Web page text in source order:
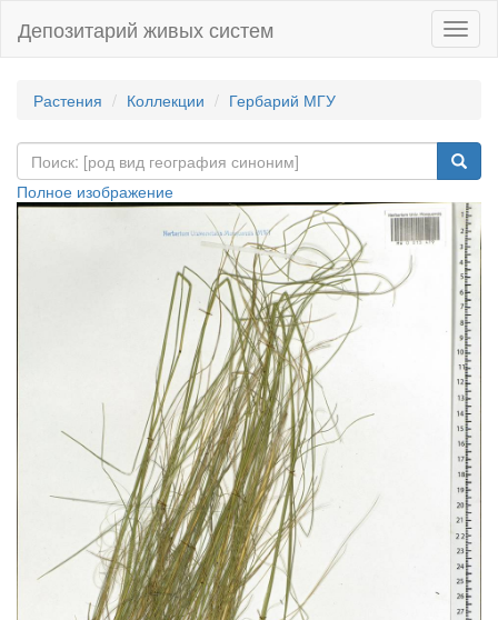
Депозитарий живых систем
Растения Коллекции Гербарий МГУ
Полное изображение